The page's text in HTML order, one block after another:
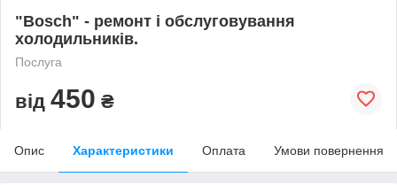
"Bosch" - ремонт і обслуговування
холодильників.
Послуга
від 450 ₴
Опис Характеристики Оплата Умови повернення